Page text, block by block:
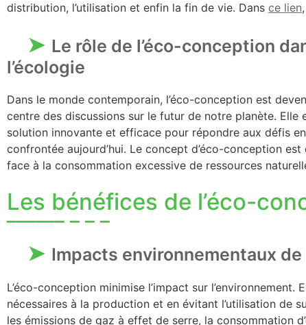
distribution, l’utilisation et enfin la fin de vie. Dans ce lien
Le rôle de l’éco-conception
l’écologie
Dans le monde contemporain, l’éco-conception est
centre des discussions sur le futur de notre planète.
solution innovante et efficace pour répondre aux défis
confrontée aujourd’hui. Le concept d’éco-conception
face à la consommation excessive de ressources
Les bénéfices de l’éco-
Impacts environnementaux
L’éco-conception minimise l’impact sur
nécessaires à la production et en évitant l’utilisation de
les émissions de gaz à effet de serre, la consommation